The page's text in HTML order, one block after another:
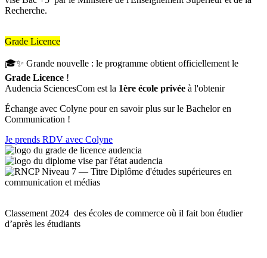
Recherche.
Grade Licence
🎓✨ Grande nouvelle : le programme obtient officiellement le
Grade Licence !
Audencia SciencesCom est la 1ère école privée à l'obtenir
Échange avec Colyne pour en savoir plus sur le Bachelor en
Communication !
Je prends RDV avec Colyne
Classement 2024 des écoles de commerce où il fait bon étudier
d’après les étudiants